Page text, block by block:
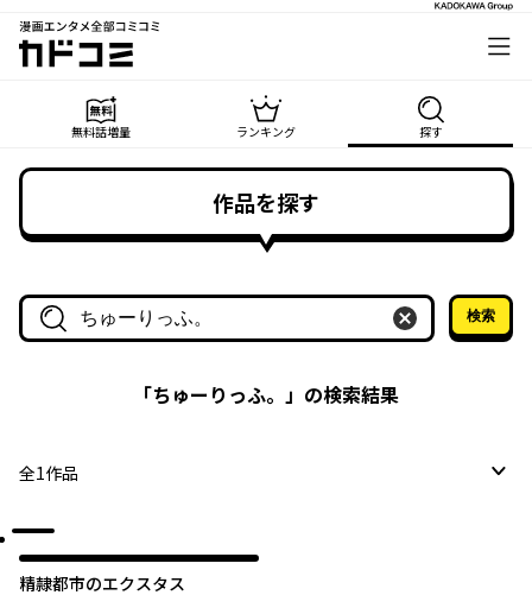
漫画エンタメ全部コミコミ
カドコミ
無料話増量 ランキング 探す
作品を探す
作品名・作家名で探す
検索
「ちゅーりっふ。 」の検索結果
全1作品
精隷都市のエクスタス